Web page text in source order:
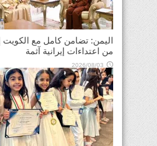
اليمن: تضامن كامل مع الكويت
من اعتداءات إيرانية آثمة
2026/08/03